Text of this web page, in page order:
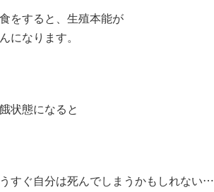
をすると、生殖本能が
になります。
状態になると
すぐ自分は死んでしまうかもしれない…